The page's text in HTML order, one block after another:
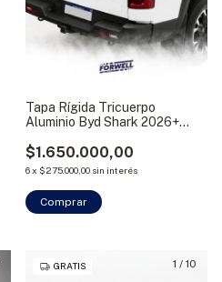
Tapa Rígida Tricuerpo
Aluminio Byd Shark 2026+
$1.650.000,00
6x $275.000,00 sin interés
1 / 10
GRATIS